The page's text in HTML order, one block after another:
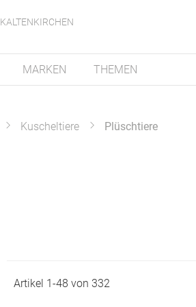
KALTENKIRCHEN
MARKEN THEMEN
Kuscheltiere Plüschtiere
Artikel 1-48 von 332